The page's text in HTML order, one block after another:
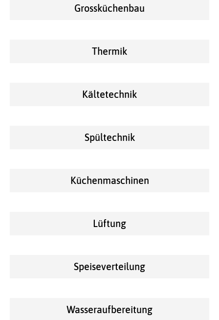
Grossküchenbau
Thermik
Kältetechnik
Spültechnik
Küchenmaschinen
Lüftung
Speiseverteilung
Wasseraufbereitung